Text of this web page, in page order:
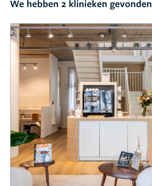
We hebben 2 klinieken gevonden